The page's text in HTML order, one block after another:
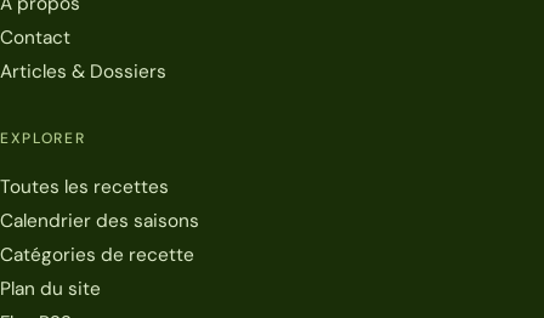
Contact
Articles & Dossiers
EXPLORER
Toutes les recettes
Calendrier des saisons
Catégories de recette
Plan du site